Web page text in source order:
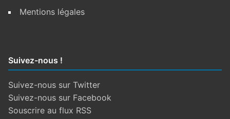
Mentions légales
Suivez-nous !
Suivez-nous sur Twitter
Suivez-nous sur Facebook
Souscrire au flux RSS